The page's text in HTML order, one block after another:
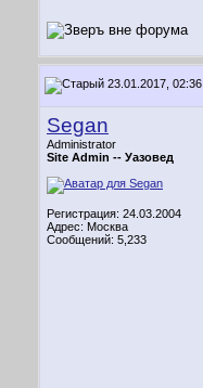
23.01.2017, 02:36
Segan
Administrator
Site Admin -- Уазовед
Регистрация: 24.03.2004
Адрес: Москва
Сообщений: 5,233